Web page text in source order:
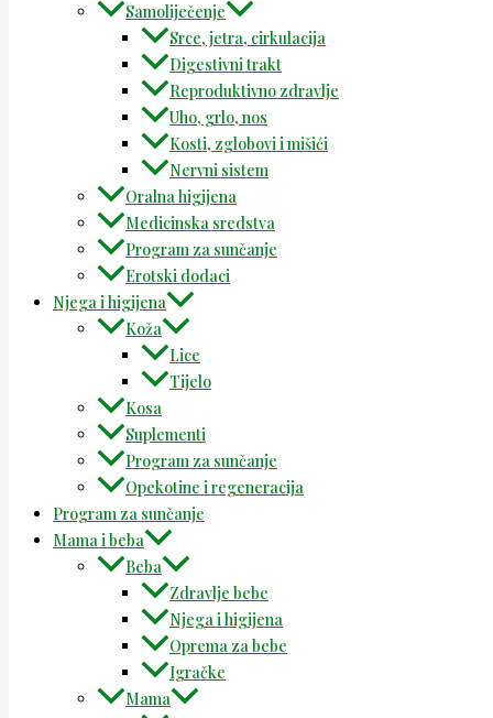
Samoliječenje
Srce, jetra, cirkulacija
Digestivni trakt
Reproduktivno zdravlje
Uho, grlo, nos
Kosti, zglobovi i mišići
Nervni sistem
Oralna higijena
Medicinska sredstva
Program za sunčanje
Erotski dodaci
Njega i higijena
Koža
Lice
Tijelo
Kosa
Suplementi
Program za sunčanje
Opekotine i regeneracija
Program za sunčanje
Mama i beba
Beba
Zdravlje bebe
Njega i higijena
Oprema za bebe
Igračke
Mama